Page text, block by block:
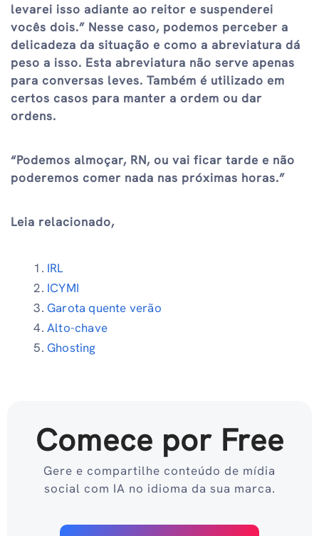
levarei isso adiante ao reitor e suspenderei
vocês dois.” Nesse caso, podemos perceber a
delicadeza da situação e como a abreviatura dá
peso a isso. Esta abreviatura não serve apenas
para conversas leves. Também é utilizado em
certos casos para manter a ordem ou dar
ordens.
“Podemos almoçar, RN, ou vai ficar tarde e não
poderemos comer nada nas próximas horas.”
Leia relacionado,
IRL
ICYMI
Garota quente verão
Alto-chave
Ghosting
Comece por Free
Gere e compartilhe conteúdo de mídia
social com IA no idioma da sua marca.